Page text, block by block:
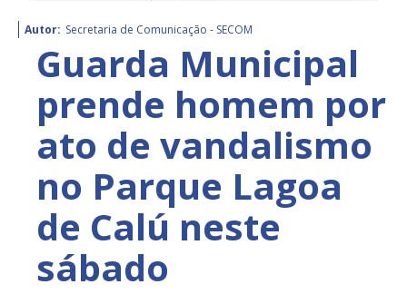
Autor: Secretaria de Comunicação - SECOM
Guarda Municipal
prende homem por
ato de vandalismo
no Parque Lagoa
de Calú neste
sábado